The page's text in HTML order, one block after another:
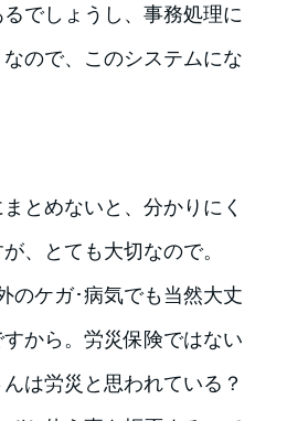
でしょうし、事務処理に
ので、このシステムにな
とめないと、分かりにく
、とても大切なので。
のケガ･病気でも当然大丈
から。労災保険ではない
は労災と思われている？